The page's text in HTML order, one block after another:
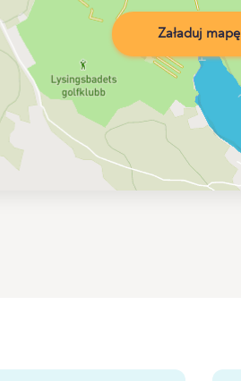
Załaduj mapę